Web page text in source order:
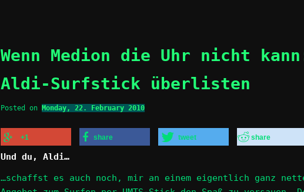
Wenn Medion die Uhr nicht
Aldi-Surfstick überlisten
Posted on Monday, 22. February 2010
+1 share tweet share
Und du, Aldi…
…schaffst es auch noch, mir an einem eigentlich ganz